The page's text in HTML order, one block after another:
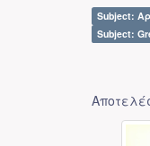
Subject:
Subject: